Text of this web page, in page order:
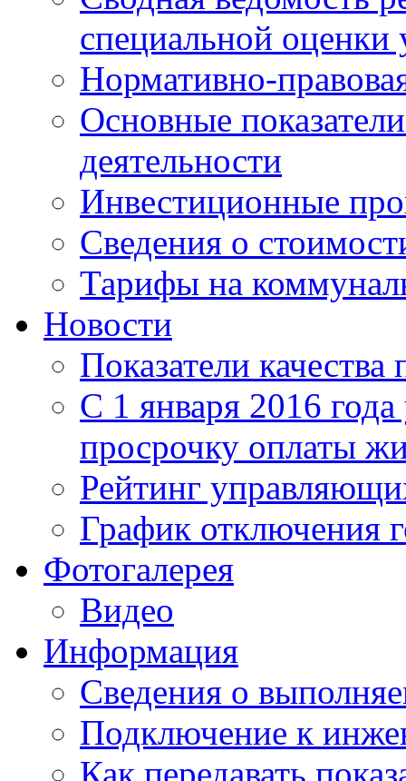
специальной оценки
Нормативно-
Основные
деятельности
Инвестиционные
Сведения о
Тарифы на
Новости
Показатели
С 1 января 2016
просрочку оплаты
Рейтинг
График отключения
Фотогалерея
Видео
Информация
Сведения о
Подключение к
Как передавать